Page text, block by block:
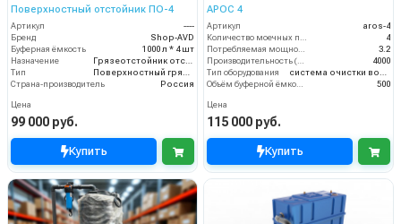
Поверхностный отстойник ПО-4
Артикул
----
Бренд
Shop-AVD
Буферная ёмкость
1000 л * 4 шт
Назначение
Грязеотстойник отстойник для автомойки
Тип
Поверхностный грязеотстойник отстойник
Страна-производитель
Россия
Цена
99 000 руб.
Купить
АРОС 4
Артикул
aros-4
Количество моечных постов (шт)
4
Потребляемая мощность (кВт)
3.2
Производительность (л/ч)
4000
Тип оборудования
система очистки воды
Объём буферной ёмкости (л)
500
Цена
115 000 руб.
Купить